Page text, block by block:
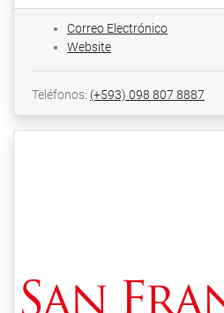
Correo Electrónico
Website
Teléfonos: (+593) 098 807 8887